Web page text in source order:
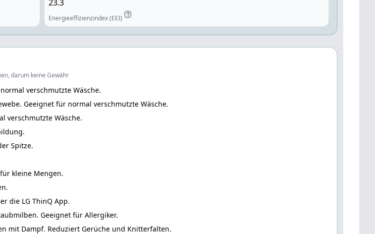
23.3
Energieeffizienzindex (EEI)
darum keine Gewähr
verschmutzte Wäsche.
Geeignet für normal verschmutzte Wäsche.
verschmutzte Wäsche.
Spitze.
kleine Mengen.
die LG ThinQ App.
Geeignet für Allergiker.
mit Dampf. Reduziert Gerüche und Knitterfalten.